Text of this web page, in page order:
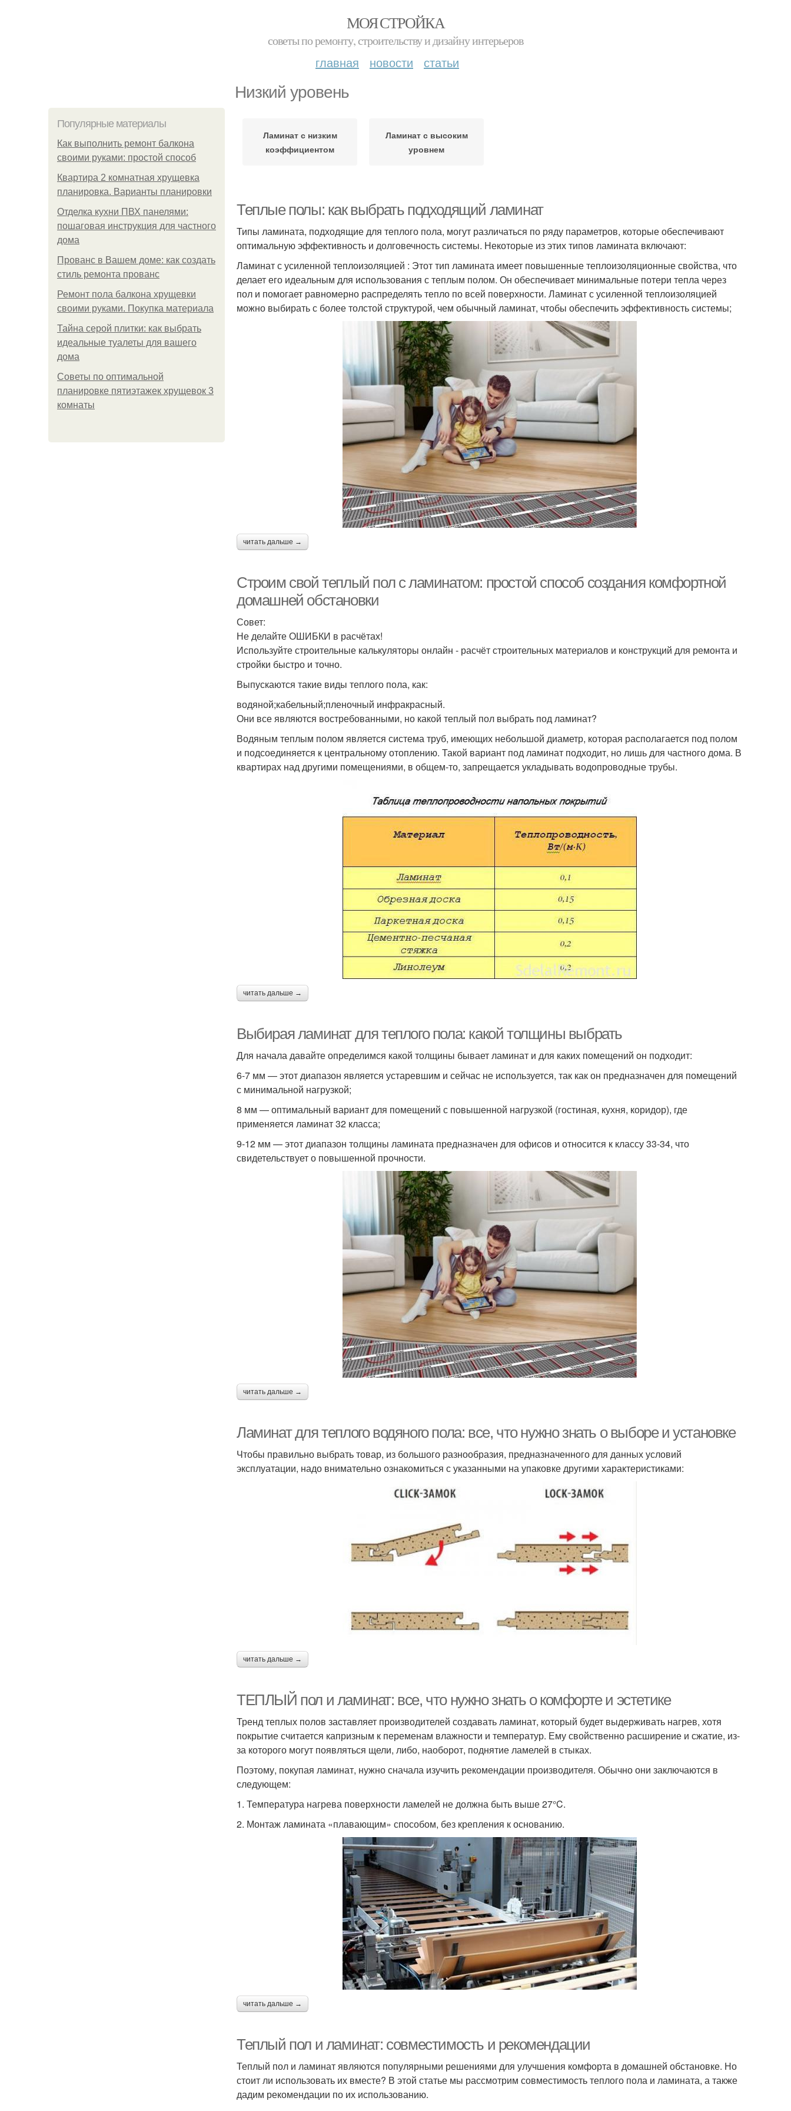
МОЯ СТРОЙКА
советы по ремонту, строительству и дизайну интерьеров
главная новости статьи
Низкий уровень
Популярные материалы
Как выполнить ремонт балкона
своими руками: простой способ
Квартира 2 комнатная хрущевка
планировка. Варианты планировки
Отделка кухни ПВХ панелями:
пошаговая инструкция для частного
дома
Прованс в Вашем доме: как создать
стиль ремонта прованс
Ремонт пола балкона хрущевки
своими руками. Покупка материала
Тайна серой плитки: как выбрать
идеальные туалеты для вашего
дома
Советы по оптимальной
планировке пятиэтажек хрущевок 3
комнаты
Ламинат с низким
коэффициентом
Ламинат с высоким
уровнем
Теплые полы: как выбрать подходящий ламинат
Типы ламината, подходящие для теплого пола, могут различаться по ряду параметров, которые обеспечивают
оптимальную эффективность и долговечность системы. Некоторые из этих типов ламината включают:
Ламинат с усиленной теплоизоляцией : Этот тип ламината имеет повышенные теплоизоляционные свойства, что
делает его идеальным для использования с теплым полом. Он обеспечивает минимальные потери тепла через
пол и помогает равномерно распределять тепло по всей поверхности. Ламинат с усиленной теплоизоляцией
можно выбирать с более толстой структурой, чем обычный ламинат, чтобы обеспечить эффективность системы;
читать дальше →
Строим свой теплый пол с ламинатом: простой способ создания комфортной
домашней обстановки
Совет:
Не делайте ОШИБКИ в расчётах!
Используйте строительные калькуляторы онлайн - расчёт строительных материалов и конструкций для ремонта и
стройки быстро и точно.
Выпускаются такие виды теплого пола, как:
водяной;кабельный;пленочный инфракрасный.
Они все являются востребованными, но какой теплый пол выбрать под ламинат?
Водяным теплым полом является система труб, имеющих небольшой диаметр, которая располагается под полом
и подсоединяется к центральному отоплению. Такой вариант под ламинат подходит, но лишь для частного дома. В
квартирах над другими помещениями, в общем-то, запрещается укладывать водопроводные трубы.
читать дальше →
Выбирая ламинат для теплого пола: какой толщины выбрать
Для начала давайте определимся какой толщины бывает ламинат и для каких помещений он подходит:
6-7 мм — этот диапазон является устаревшим и сейчас не используется, так как он предназначен для помещений
с минимальной нагрузкой;
8 мм — оптимальный вариант для помещений с повышенной нагрузкой (гостиная, кухня, коридор), где
применяется ламинат 32 класса;
9-12 мм — этот диапазон толщины ламината предназначен для офисов и относится к классу 33-34, что
свидетельствует о повышенной прочности.
читать дальше →
Ламинат для теплого водяного пола: все, что нужно знать о выборе и установке
Чтобы правильно выбрать товар, из большого разнообразия, предназначенного для данных условий
эксплуатации, надо внимательно ознакомиться с указанными на упаковке другими характеристиками:
читать дальше →
ТЕПЛЫЙ пол и ламинат: все, что нужно знать о комфорте и эстетике
Тренд теплых полов заставляет производителей создавать ламинат, который будет выдерживать нагрев, хотя
покрытие считается капризным к переменам влажности и температур. Ему свойственно расширение и сжатие, из-
за которого могут появляться щели, либо, наоборот, поднятие ламелей в стыках.
Поэтому, покупая ламинат, нужно сначала изучить рекомендации производителя. Обычно они заключаются в
следующем:
1. Температура нагрева поверхности ламелей не должна быть выше 27°C.
2. Монтаж ламината «плавающим» способом, без крепления к основанию.
читать дальше →
Теплый пол и ламинат: совместимость и рекомендации
Теплый пол и ламинат являются популярными решениями для улучшения комфорта в домашней обстановке. Но
стоит ли использовать их вместе? В этой статье мы рассмотрим совместимость теплого пола и ламината, а также
дадим рекомендации по их использованию.